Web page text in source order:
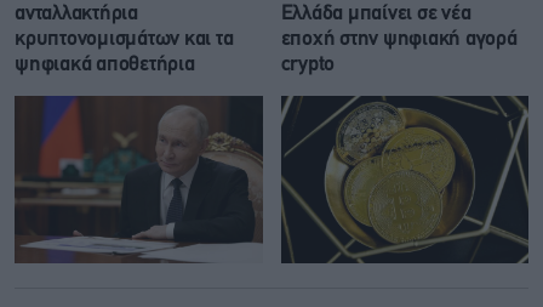
ανταλλακτήρια
κρυπτονομισμάτων και τα
ψηφιακά αποθετήρια
Ελλάδα μπαίνει σε νέα
εποχή στην ψηφιακή αγορά
crypto